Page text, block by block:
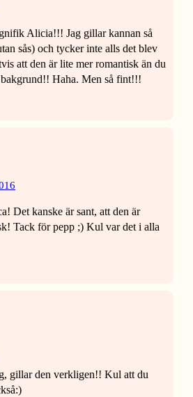
Alicia!!! Jag gillar kannan så
sås) och tycker inte alls det blev
att den är lite mer romantisk än du
Haha. Men så fint!!!
Det kanske är sant, att den är
Tack för pepp ;) Kul var det i alla
gillar den verkligen!! Kul att du